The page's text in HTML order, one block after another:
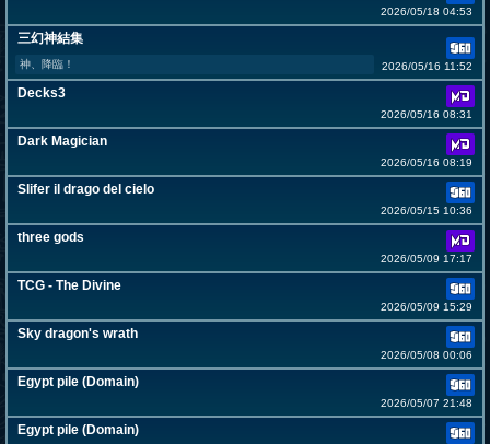
2026/05/18 04:53
三幻神結集
神、降臨！ 2026/05/16 11:52
Decks3
2026/05/16 08:31
Dark Magician
2026/05/16 08:19
Slifer il drago del cielo
2026/05/15 10:36
three gods
2026/05/09 17:17
TCG - The Divine
2026/05/09 15:29
Sky dragon's wrath
2026/05/08 00:06
Egypt pile (Domain)
2026/05/07 21:48
Egypt pile (Domain)